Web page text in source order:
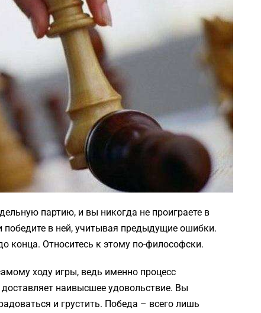
партию, и вы никогда не проиграете в
в ней, учитывая предыдущие ошибки.
конца. Относитесь к этому по-философски.
ходу игры, ведь именно процесс
наивысшее удовольствие. Вы
и грустить. Победа – всего лишь